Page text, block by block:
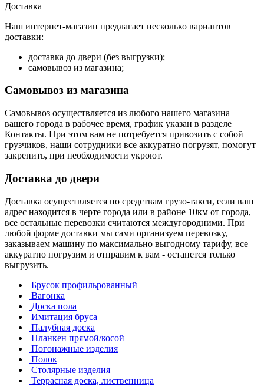
Доставка
Наш интернет-магазин предлагает несколько вариантов
доставки:
доставка до двери (без выгрузки);
самовывоз из магазина;
Самовывоз из магазина
Самовывоз осуществляется из любого нашего магазина
вашего города в рабочее время, график указан в разделе
Контакты. При этом вам не потребуется привозить с собой
грузчиков, наши сотрудники все аккуратно погрузят, помогут
закрепить, при необходимости укроют.
Доставка до двери
Доставка осуществляется по средствам грузо-такси, если ваш
адрес находится в черте города или в районе 10км от города,
все остальные перевозки считаются междугородними. При
любой форме доставки мы сами организуем перевозку,
заказываем машину по максимально выгодному тарифу, все
аккуратно погрузим и отправим к вам - останется только
выгрузить.
Брусок профильрованный
Вагонка
Доска пола
Имитация бруса
Палубная доска
Планкен прямой/косой
Погонажные изделия
Полок
Столярные изделия
Террасная доска, лиственница